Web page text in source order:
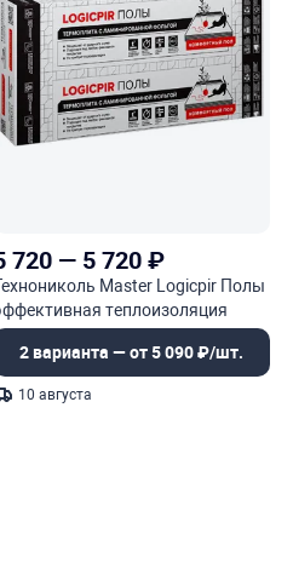
720 — 5 720₽
Master Logicpir Полы
теплоизоляция
2 варианта — от 5 090 ₽/шт.
10 августа